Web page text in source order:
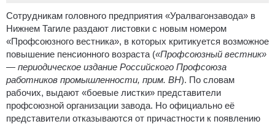
Сотрудникам головного предприятия «Уралвагонзавода» в
Нижнем Тагиле раздают листовки с новым номером
«Профсоюзного вестника», в которых критикуется возможное
повышение пенсионного возраста («Профсоюзный вестник»
— периодическое издание Российского Профсоюза
работников промышленности, прим. ВН). По словам
рабочих, выдают «боевые листки» представители
профсоюзной организации завода. Но официально её
представители отказываются от причастности к появлению